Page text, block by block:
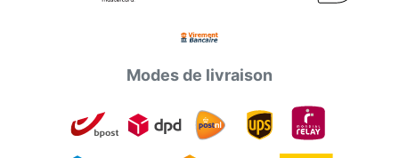
Modes de livraison